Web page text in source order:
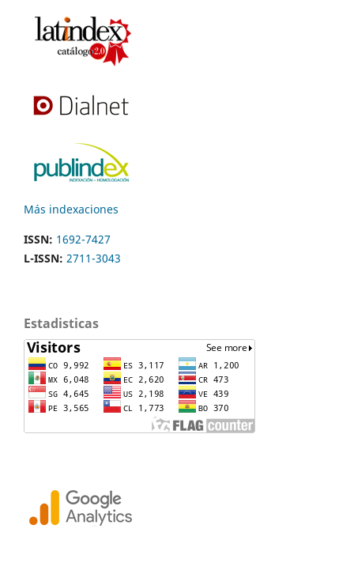
Más indexaciones
ISSN: 1692-7427
L-ISSN: 2711-3043
Estadisticas